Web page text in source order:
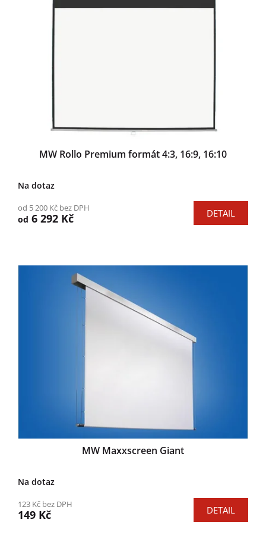
MW Rollo Premium formát 4:3, 16:9, 16:10
Na dotaz
od 5 200 Kč bez DPH
od 6 292 Kč DETAIL
MW Maxxscreen Giant
Na dotaz
123 Kč bez DPH
149 Kč DETAIL